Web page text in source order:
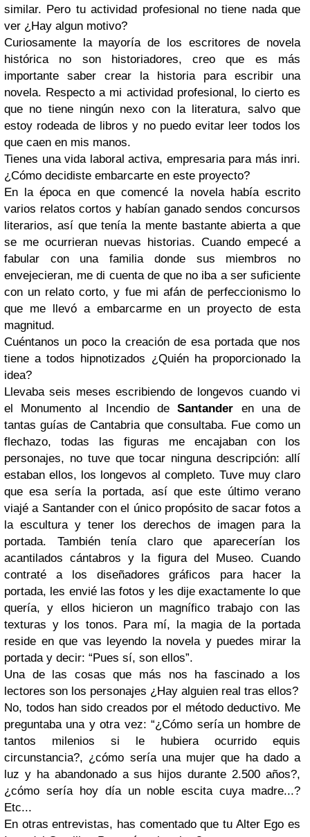
similar. Pero tu actividad profesional no tiene nada que
ver ¿Hay algun motivo?
Curiosamente la mayoría de los escritores de novela
histórica no son historiadores, creo que es más
importante saber crear la historia para escribir una
novela. Respecto a mi actividad profesional, lo cierto es
que no tiene ningún nexo con la literatura, salvo que
estoy rodeada de libros y no puedo evitar leer todos los
que caen en mis manos.
Tienes una vida laboral activa, empresaria para más inri.
¿Cómo decidiste embarcarte en este proyecto?
En la época en que comencé la novela había escrito
varios relatos cortos y habían ganado sendos concursos
literarios, así que tenía la mente bastante abierta a que
se me ocurrieran nuevas historias. Cuando empecé a
fabular con una familia donde sus miembros no
envejecieran, me di cuenta de que no iba a ser suficiente
con un relato corto, y fue mi afán de perfeccionismo lo
que me llevó a embarcarme en un proyecto de esta
magnitud.
Cuéntanos un poco la creación de esa portada que nos
tiene a todos hipnotizados ¿Quién ha proporcionado la
idea?
Llevaba seis meses escribiendo de longevos cuando vi
el Monumento al Incendio deSantander en una de
tantas guías de Cantabria que consultaba. Fue como un
flechazo, todas las figuras me encajaban con los
personajes, no tuve que tocar ninguna descripción: allí
estaban ellos, los longevos al completo. Tuve muy claro
que esa sería la portada, así que este último verano
viajé a Santander con el único propósito de sacar fotos a
la escultura y tener los derechos de imagen para la
portada. También tenía claro que aparecerían los
acantilados cántabros y la figura del Museo. Cuando
contraté a los diseñadores gráficos para hacer la
portada, les envié las fotos y les dije exactamente lo que
quería, y ellos hicieron un magnífico trabajo con las
texturas y los tonos. Para mí, la magia de la portada
reside en que vas leyendo la novela y puedes mirar la
portada y decir: “Pues sí, son ellos”.
Una de las cosas que más nos ha fascinado a los
lectores son los personajes ¿Hay alguien real tras ellos?
No, todos han sido creados por el método deductivo. Me
preguntaba una y otra vez: “¿Cómo sería un hombre de
tantos milenios si le hubiera ocurrido equis
circunstancia?, ¿cómo sería una mujer que ha dado a
luz y ha abandonado a sus hijos durante 2.500 años?,
¿cómo sería hoy día un noble escita cuya madre...?
Etc...
En otras entrevistas, has comentado que tu Alter Ego es